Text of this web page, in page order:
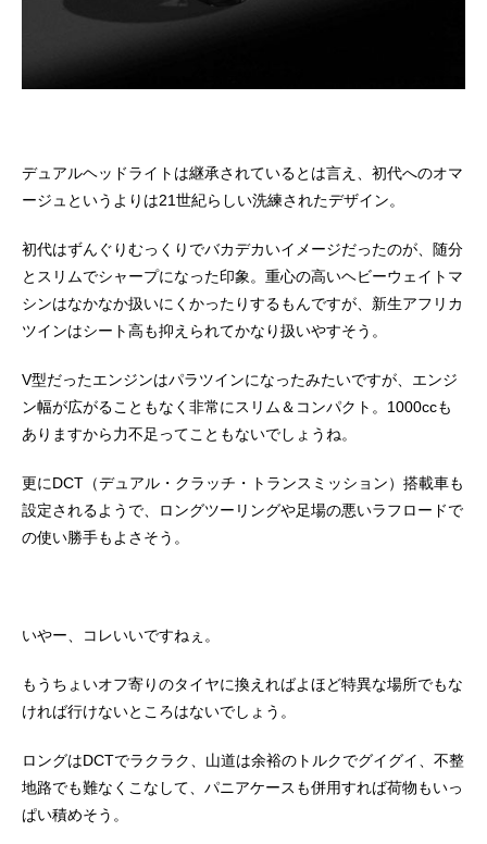
デュアルヘッドライトは継承されているとは言え、初代へのオマ
ージュというよりは21世紀らしい洗練されたデザイン。
初代はずんぐりむっくりでバカデカいイメージだったのが、随分
とスリムでシャープになった印象。重心の高いヘビーウェイトマ
シンはなかなか扱いにくかったりするもんですが、新生アフリカ
ツインはシート高も抑えられてかなり扱いやすそう。
V型だったエンジンはパラツインになったみたいですが、エンジ
ン幅が広がることもなく非常にスリム＆コンパクト。1000ccも
ありますから力不足ってこともないでしょうね。
更にDCT（デュアル・クラッチ・トランスミッション）搭載車も
設定されるようで、ロングツーリングや足場の悪いラフロードで
の使い勝手もよさそう。
いやー、コレいいですねぇ。
もうちょいオフ寄りのタイヤに換えればよほど特異な場所でもな
ければ行けないところはないでしょう。
ロングはDCTでラクラク、山道は余裕のトルクでグイグイ、不整
地路でも難なくこなして、パニアケースも併用すれば荷物もいっ
ぱい積めそう。